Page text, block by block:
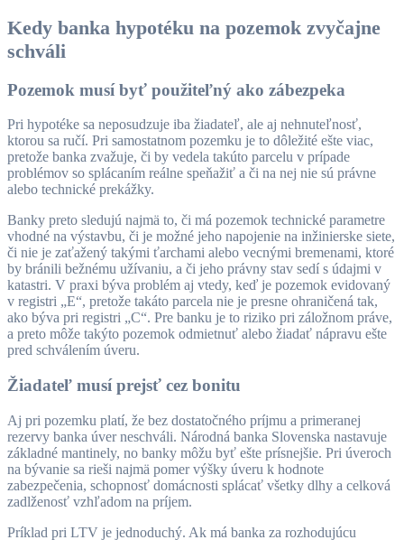
Kedy banka hypotéku na pozemok zvyčajne
schváli
Pozemok musí byť použiteľný ako zábezpeka
Pri hypotéke sa neposudzuje iba žiadateľ, ale aj nehnuteľnosť,
ktorou sa ručí. Pri samostatnom pozemku je to dôležité ešte viac,
pretože banka zvažuje, či by vedela takúto parcelu v prípade
problémov so splácaním reálne speňažiť a či na nej nie sú právne
alebo technické prekážky.
Banky preto sledujú najmä to, či má pozemok technické parametre
vhodné na výstavbu, či je možné jeho napojenie na inžinierske siete,
či nie je zaťažený takými ťarchami alebo vecnými bremenami, ktoré
by bránili bežnému užívaniu, a či jeho právny stav sedí s údajmi v
katastri. V praxi býva problém aj vtedy, keď je pozemok evidovaný
v registri „E“, pretože takáto parcela nie je presne ohraničená tak,
ako býva pri registri „C“. Pre banku je to riziko pri záložnom práve,
a preto môže takýto pozemok odmietnuť alebo žiadať nápravu ešte
pred schválením úveru.
Žiadateľ musí prejsť cez bonitu
Aj pri pozemku platí, že bez dostatočného príjmu a primeranej
rezervy banka úver neschváli. Národná banka Slovenska nastavuje
základné mantinely, no banky môžu byť ešte prísnejšie. Pri úveroch
na bývanie sa rieši najmä pomer výšky úveru k hodnote
zabezpečenia, schopnosť domácnosti splácať všetky dlhy a celková
zadlženosť vzhľadom na príjem.
Príklad pri LTV je jednoduchý. Ak má banka za rozhodujúcu